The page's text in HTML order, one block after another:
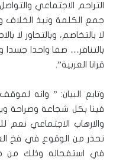
التراحم الاجتماعي
جمع الكلمة ونبذ الخلاف
لا بالتخاصم، وبالتحاور لا
بالتنافر… صفا واحدا
قرانا العربية”.
وتابع البيان: ” وانه
فينا بكل شجاعة وصراحة
والارهاب الاجتماعي نعم
نحذر من الوقوع في فخ
في استفحاله وذلك من